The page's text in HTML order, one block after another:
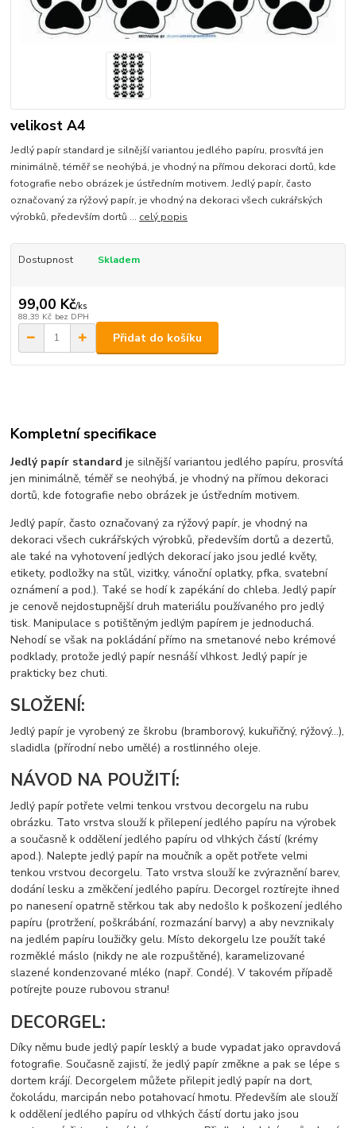
velikost A4
Jedlý papír standard je silnější variantou jedlého papíru, prosvítá jen
minimálně, téměř se neohýbá, je vhodný na přímou dekoraci dortů, kde
fotografie nebo obrázek je ústředním motivem. Jedlý papír, často
označovaný za rýžový papír, je vhodný na dekoraci všech cukrářských
výrobků, především dortů ... celý popis
Dostupnost Skladem
99,00 Kč/ks
88,39 Kč bez DPH
Přidat do košíku
Kompletní specifikace
Jedlý papír standard je silnější variantou jedlého papíru, prosvítá
jen minimálně, téměř se neohýbá, je vhodný na přímou dekoraci
dortů, kde fotografie nebo obrázek je ústředním motivem.
Jedlý papír, často označovaný za rýžový papír, je vhodný na
dekoraci všech cukrářských výrobků, především dortů a dezertů,
ale také na vyhotovení jedlých dekorací jako jsou jedlé květy,
etikety, podložky na stůl, vizitky, vánoční oplatky, pfka, svatební
oznámení a pod.). Také se hodí k zapékání do chleba. Jedlý papír
je cenově nejdostupnější druh materiálu používaného pro jedlý
tisk. Manipulace s potištěným jedlým papírem je jednoduchá.
Nehodí se však na pokládání přímo na smetanové nebo krémové
podklady, protože jedlý papír nesnáší vlhkost. Jedlý papír je
prakticky bez chuti.
SLOŽENÍ:
Jedlý papír je vyrobený ze škrobu (bramborový, kukuřičný, rýžový…),
sladidla (přírodní nebo umělé) a rostlinného oleje.
NÁVOD NA POUŽITÍ:
Jedlý papír potřete velmi tenkou vrstvou decorgelu na rubu
obrázku. Tato vrstva slouží k přilepení jedlého papíru na výrobek
a současně k oddělení jedlého papíru od vlhkých částí (krémy
apod.). Nalepte jedlý papír na moučník a opět potřete velmi
tenkou vrstvou decorgelu. Tato vrstva slouží ke zvýraznění barev,
dodání lesku a změkčení jedlého papíru. Decorgel roztírejte ihned
po nanesení opatrně stěrkou tak aby nedošlo k poškození jedlého
papíru (protržení, poškrábání, rozmazání barvy) a aby nevznikaly
na jedlém papíru loužičky gelu. Místo dekorgelu lze použít také
rozměklé máslo (nikdy ne ale rozpuštěné), karamelizované
slazené kondenzované mléko (např. Condé). V takovém případě
potírejte pouze rubovou stranu!
DECORGEL:
Díky němu bude jedlý papír lesklý a bude vypadat jako opravdová
fotografie. Současně zajistí, že jedlý papír změkne a pak se lépe s
dortem krájí. Decorgelem můžete přilepit jedlý papír na dort,
čokoládu, marcipán nebo potahovací hmotu. Především ale slouží
k oddělení jedlého papíru od vlhkých částí dortu jako jsou